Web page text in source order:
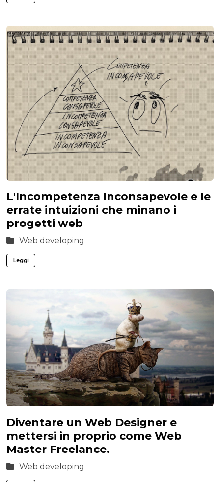
L'Incompetenza Inconsapevole e le
errate intuizioni che minano i
progetti web
Web developing
Leggi
Diventare un Web Designer e
mettersi in proprio come Web
Master Freelance.
Web developing